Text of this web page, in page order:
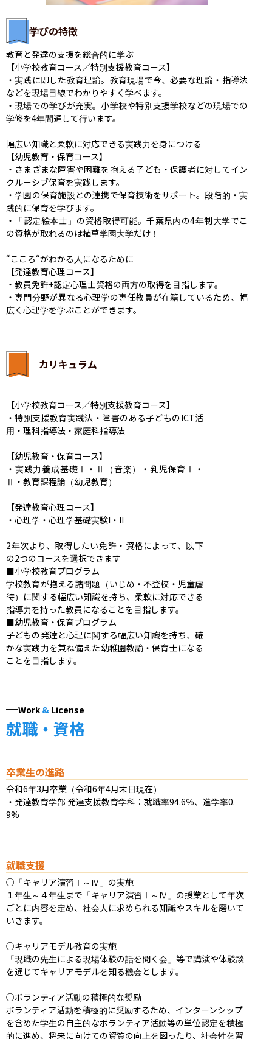
学びの特徴
教育と発達の支援を総合的に学ぶ
【小学校教育コース／特別支援教育コース】
・実践に即した教育理論。教育現場で今、必要な理論・指導法
などを現場目線でわかりやすく学べます。
・現場での学びが充実。小学校や特別支援学校などの現場での
学修を4年間通して行います。
幅広い知識と柔軟に対応できる実践力を身につける
【幼児教育・保育コース】
・さまざまな障害や困難を抱える子ども・保護者に対してイン
クルーシブ保育を実践します。
・学園の保育施設との連携で保育技術をサポート。段階的・実
践的に保育を学びます。
・「認定絵本士」の資格取得可能。千葉県内の4年制大学でこ
の資格が取れるのは植草学園大学だけ！
“こころ“がわかる人になるために
【発達教育心理コース】
・教員免許+認定心理士資格の両方の取得を目指します。
・専門分野が異なる心理学の専任教員が在籍しているため、幅
広く心理学を学ぶことができます。
カリキュラム
【小学校教育コース／特別支援教育コース】
・特別支援教育実践法・障害のある子どものICT活
用・理科指導法・家庭科指導法
【幼児教育・保育コース】
・実践力養成基礎Ⅰ・Ⅱ（音楽）・乳児保育Ⅰ・
Ⅱ・教育課程論（幼児教育）
【発達教育心理コース】
・心理学・心理学基礎実験I・II
2年次より、取得したい免許・資格によって、以下
の2つのコースを選択できます
■小学校教育プログラム
学校教育が抱える諸問題（いじめ・不登校・児童虐
待）に関する幅広い知識を持ち、柔軟に対応できる
指導力を持った教員になることを目指します。
■幼児教育・保育プログラム
子どもの発達と心理に関する幅広い知識を持ち、確
かな実践力を兼ね備えた幼稚園教諭・保育士になる
ことを目指します。
Work & License
就職・資格
卒業生の進路
令和6年3月卒業（令和6年4月末日現在）
・発達教育学部 発達支援教育学科：就職率94.6％、進学率0.
9%
就職支援
○「キャリア演習Ⅰ～Ⅳ」の実施
１年生～４年生まで「キャリア演習Ⅰ～Ⅳ」の授業として年次
ごとに内容を定め、社会人に求められる知識やスキルを磨いて
いきます。
○キャリアモデル教育の実施
「現職の先生による現場体験の話を聞く会」等で講演や体験談
を通じてキャリアモデルを知る機会とします。
○ボランティア活動の積極的な奨励
ボランティア活動を積極的に奨励するため、インターンシップ
を含めた学生の自主的なボランティア活動等の単位認定を積極
的に進め、将来に向けての資質の向上を図ったり、社会性を習